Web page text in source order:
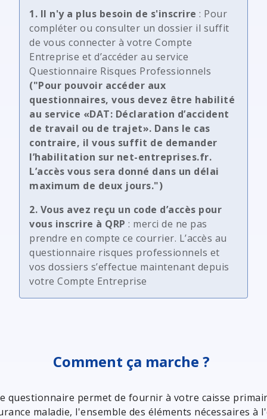
1. Il n'y a plus besoin de s'inscrire : Pour
compléter ou consulter un dossier il suffit
de vous connecter à votre Compte
Entreprise et d’accéder au service
Questionnaire Risques Professionnels
("Pour pouvoir accéder aux
questionnaires, vous devez être habilité
au service «DAT: Déclaration d’accident
de travail ou de trajet». Dans le cas
contraire, il vous suffit de demander
l’habilitation sur net-entreprises.fr.
L’accès vous sera donné dans un délai
maximum de deux jours.")
2. Vous avez reçu un code d’accès pour
vous inscrire à QRP : merci de ne pas
prendre en compte ce courrier. L’accès au
questionnaire risques professionnels et
vos dossiers s’effectue maintenant depuis
votre Compte Entreprise
Comment ça marche ?
questionnaire permet de fournir à votre caisse
maladie, l'ensemble des éléments nécessaires à